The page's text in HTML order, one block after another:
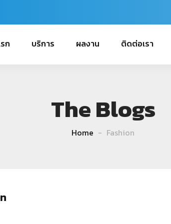
ก บริการ ผลงาน ติดต่อเรา
The Blogs
Home Fashion